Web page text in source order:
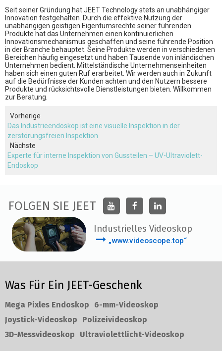
Seit seiner Gründung hat JEET Technology stets an unabhängiger
Innovation festgehalten. Durch die effektive Nutzung der
unabhängigen geistigen Eigentumsrechte seiner führenden
Produkte hat das Unternehmen einen kontinuierlichen
Innovationsmechanismus geschaffen und seine führende Position
in der Branche behauptet. Seine Produkte werden in verschiedenen
Bereichen häufig eingesetzt und haben Tausende von inländischen
Unternehmen bedient. Mittelständische Unternehmenseinheiten
haben sich einen guten Ruf erarbeitet. Wir werden auch in Zukunft
auf die Bedürfnisse der Kunden achten und den Nutzern bessere
Produkte und rücksichtsvolle Dienstleistungen bieten. Willkommen
zur Beratung.
Vorherige
Das Industrieendoskop ist eine visuelle Inspektion in der
zerstörungsfreien Inspektion
Nächste
Experte für interne Inspektion von Gussteilen – UV-Ultraviolett-
Endoskop
FOLGEN SIE JEET
Industrielles Videoskop
„www.videoscope.top“
Was Für Ein JEET-Geschenk
Mega Pixles Endoskop
6-mm-Videoskop
Joystick-Videoskop
Polizeivideoskop
3D-Messvideoskop
Ultraviolettlicht-Videoskop